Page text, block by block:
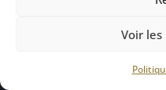
Voir les